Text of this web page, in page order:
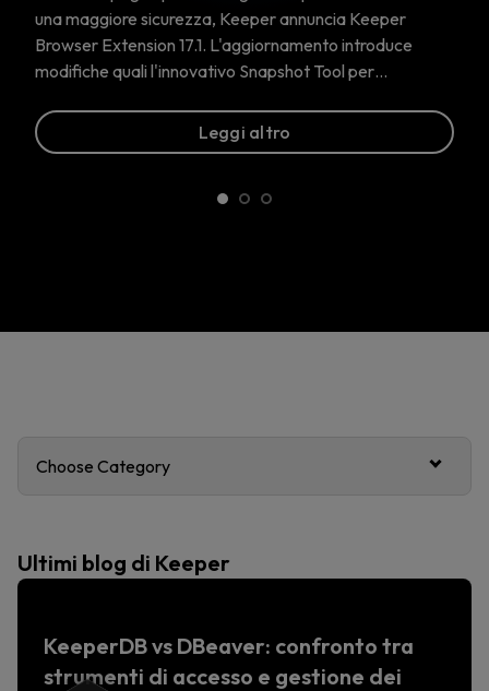
una maggiore sicurezza, Keeper annuncia Keeper
Browser Extension 17.1. L'aggiornamento introduce
modifiche quali l'innovativo Snapshot Tool per…
Leggi altro
Choose Category
Ultimi blog di Keeper
KeeperDB vs DBeaver: confronto tra
strumenti di accesso e gestione dei